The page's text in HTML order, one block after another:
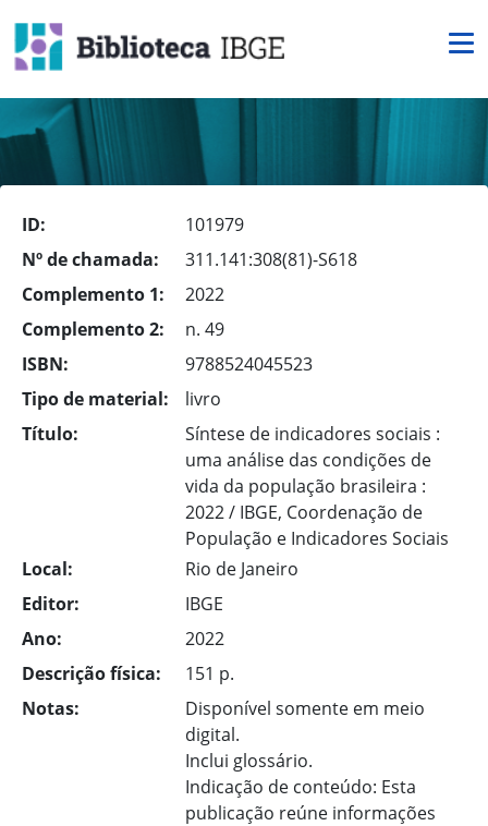
ID:
101979
Nº de chamada:
311.141:308(81)-S618
Complemento 1:
2022
Complemento 2:
n. 49
ISBN:
9788524045523
Tipo de material:
livro
Título:
Síntese de indicadores sociais :
uma análise das condições de
vida da população brasileira :
2022 / IBGE, Coordenação de
População e Indicadores Sociais
Local:
Rio de Janeiro
Editor:
IBGE
Ano:
2022
Descrição física:
151 p.
Notas:
Disponível somente em meio
digital.
Inclui glossário.
Indicação de conteúdo: Esta
publicação reúne informações